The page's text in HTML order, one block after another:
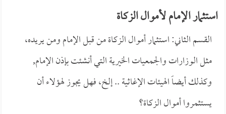
استثمار الإمام لأموال الزكاة
القسم الثاني: استثمار أموال الزكاة من قبل الإمام ومن يريده،
مثل الوزارات والجمعيات الخيرية التي أنشئت بإذن الإمام,
وكذلك أيضاً الهيئات الإغاثية .. إلخ، فهل يجوز لهؤلاء أن
يستثمروا أموال الزكاة؟